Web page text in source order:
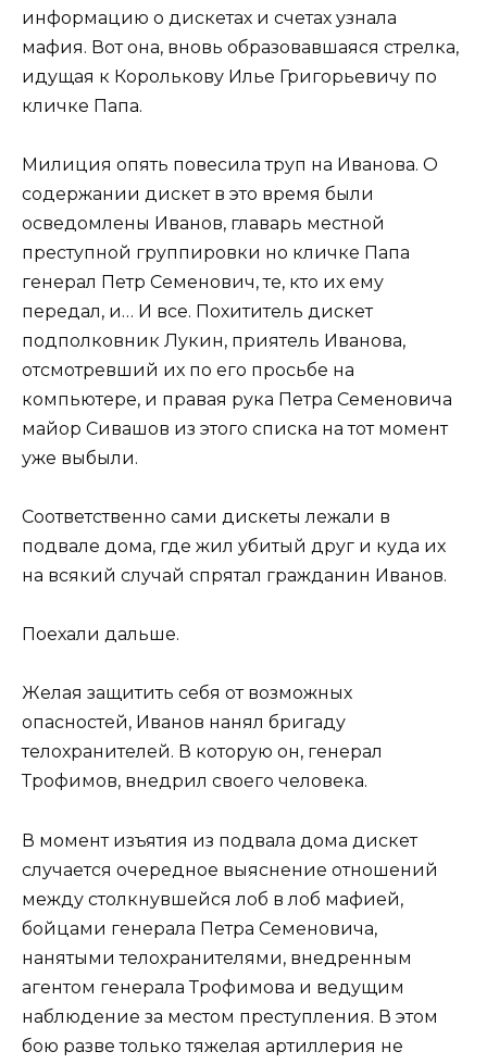
информацию о дискетах и счетах узнала
мафия. Вот она, вновь образовавшаяся стрелка,
идущая к Королькову Илье Григорьевичу по
кличке Папа.
Милиция опять повесила труп на Иванова. О
содержании дискет в это время были
осведомлены Иванов, главарь местной
преступной группировки но кличке Папа
генерал Петр Семенович, те, кто их ему
передал, и… И все. Похититель дискет
подполковник Лукин, приятель Иванова,
отсмотревший их по его просьбе на
компьютере, и правая рука Петра Семеновича
майор Сивашов из этого списка на тот момент
уже выбыли.
Соответственно сами дискеты лежали в
подвале дома, где жил убитый друг и куда их
на всякий случай спрятал гражданин Иванов.
Поехали дальше.
Желая защитить себя от возможных
опасностей, Иванов нанял бригаду
телохранителей. В которую он, генерал
Трофимов, внедрил своего человека.
В момент изъятия из подвала дома дискет
случается очередное выяснение отношений
между столкнувшейся лоб в лоб мафией,
бойцами генерала Петра Семеновича,
нанятыми телохранителями, внедренным
агентом генерала Трофимова и ведущим
наблюдение за местом преступления. В этом
бою разве только тяжелая артиллерия не